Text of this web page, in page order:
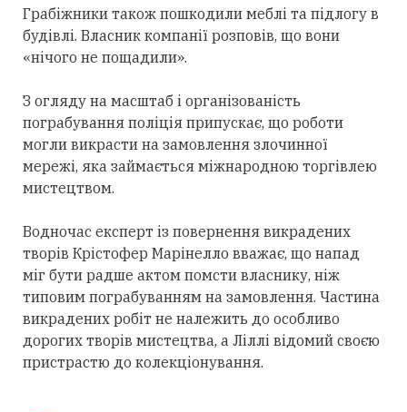
Грабіжники також пошкодили меблі та підлогу в
будівлі. Власник компанії розповів, що вони
«нічого не пощадили».
З огляду на масштаб і організованість
пограбування поліція припускає, що роботи
могли викрасти на замовлення злочинної
мережі, яка займається міжнародною торгівлею
мистецтвом.
Водночас експерт із повернення викрадених
творів Крістофер Марінелло вважає, що напад
міг бути радше актом помсти власнику, ніж
типовим пограбуванням на замовлення. Частина
викрадених робіт не належить до особливо
дорогих творів мистецтва, а Ліллі відомий своєю
пристрастю до колекціонування.